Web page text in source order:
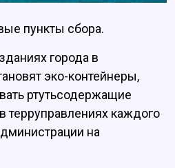
пункты сбора.
города в
эко-контейнеры,
ртутьсодержащие
терруправлениях каждого
на